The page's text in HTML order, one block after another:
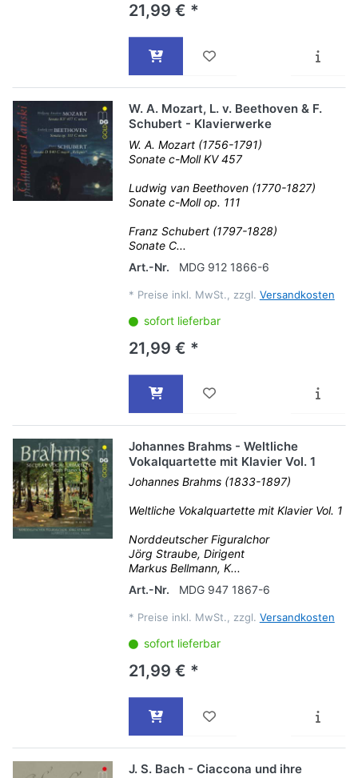
21,99 € *
W. A. Mozart, L. v. Beethoven & F.
Schubert - Klavierwerke
W. A. Mozart (1756-1791)
Sonate c-Moll KV 457
Ludwig van Beethoven (1770-1827)
Sonate c-Moll op. 111
Franz Schubert (1797-1828)
Sonate C...
Art.-Nr.
MDG 912 1866-6
* Preise inkl. MwSt., zzgl. Versandkosten
sofort lieferbar
21,99 € *
Johannes Brahms - Weltliche
Vokalquartette mit Klavier Vol. 1
Johannes Brahms (1833-1897)
Weltliche Vokalquartette mit Klavier Vol. 1
Norddeutscher Figuralchor
Jörg Straube, Dirigent
Markus Bellmann, K...
Art.-Nr.
MDG 947 1867-6
* Preise inkl. MwSt., zzgl. Versandkosten
sofort lieferbar
21,99 € *
J. S. Bach - Ciaccona und ihre